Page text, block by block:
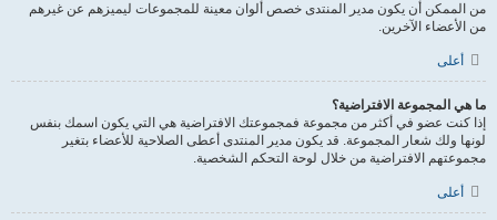
من الممكن أن يكون مدير المنتدى خصص ألوان معينة للمجموعات ليميزهم عن غيرهم
من الأعضاء الآخرين.
أعلى
ما هي المجموعة الافتراضية؟
إذا كنت عضو في أكثر من مجموعة فمجموعتك الافتراضية هي التي يكون اسمك بنفس
لونها ولك شعار المجموعة. قد يكون مدير المنتدى أعطى الصلاحية للأعضاء بتغير
مجموعتهم الافتراضية من خلال لوحة التحكم الشخصية.
أعلى